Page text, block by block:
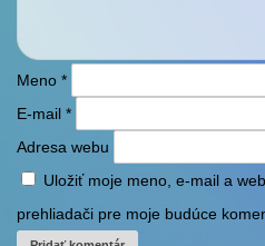
Meno *
E-mail *
Adresa webu
Uložiť moje meno, e-mail a
prehliadači pre moje budúce